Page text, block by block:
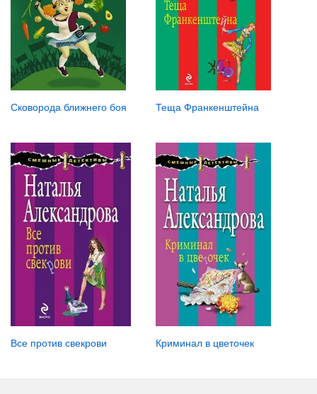
Сковорода ближнего боя Теща Франкенштейна
Все против свекрови Криминал в цветочек